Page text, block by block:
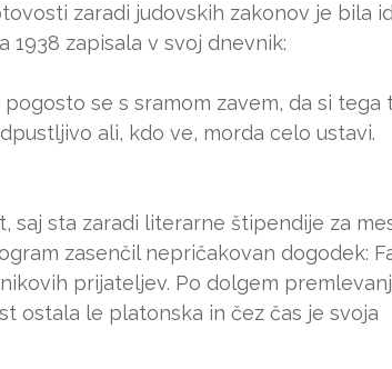
zaradi judovskih zakonov je bila
1938 zapisala v svoj dnevnik:
se s sramom zavem, da si tega
ali, kdo ve, morda celo ustavi.
saj sta zaradi literarne štipendije za
zasenčil nepričakovan dogodek:
prijateljev. Po dolgem
ostala le platonska in čez čas je svoja